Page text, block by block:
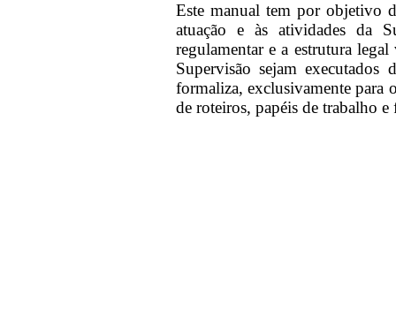
Este manual tem por objetivo
atuação e às atividades da
regulamentar e a estrutura
Supervisão sejam
formaliza, exclusivamente
de roteiros, papéis de trabalho e